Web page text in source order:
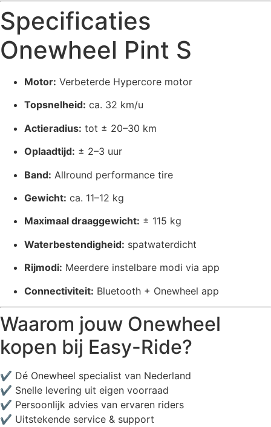
Specificaties
Onewheel Pint S
Motor: Verbeterde Hypercore motor
Topsnelheid: ca. 32 km/u
Actieradius: tot ± 20–30 km
Oplaadtijd: ± 2–3 uur
Band: Allround performance tire
Gewicht: ca. 11–12 kg
Maximaal draaggewicht: ± 115 kg
Waterbestendigheid: spatwaterdicht
Rijmodi: Meerdere instelbare modi via app
Connectiviteit: Bluetooth + Onewheel app
Waarom jouw Onewheel
kopen bij Easy-Ride?
✔ Dé Onewheel specialist van Nederland
✔ Snelle levering uit eigen voorraad
✔ Persoonlijk advies van ervaren riders
✔ Uitstekende service & support